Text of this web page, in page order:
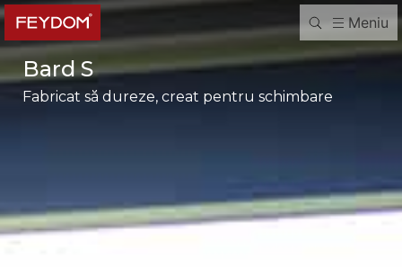
Meniu
Bard S
Fabricat să dureze, creat pentru schimbare